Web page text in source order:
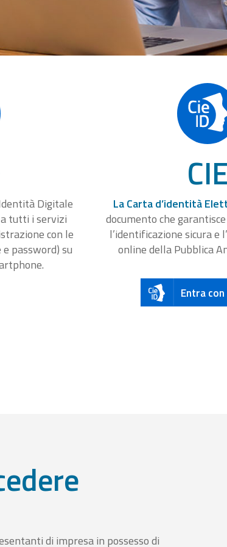
Digitale
tutti i servizi
con le
password) su
CIE
La Carta d’identità
documento che
l’identificazione sicura e
online della Pubblica
Entra con
di impresa in possesso di